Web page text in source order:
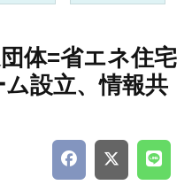
体=省エネ住宅
設立、情報共